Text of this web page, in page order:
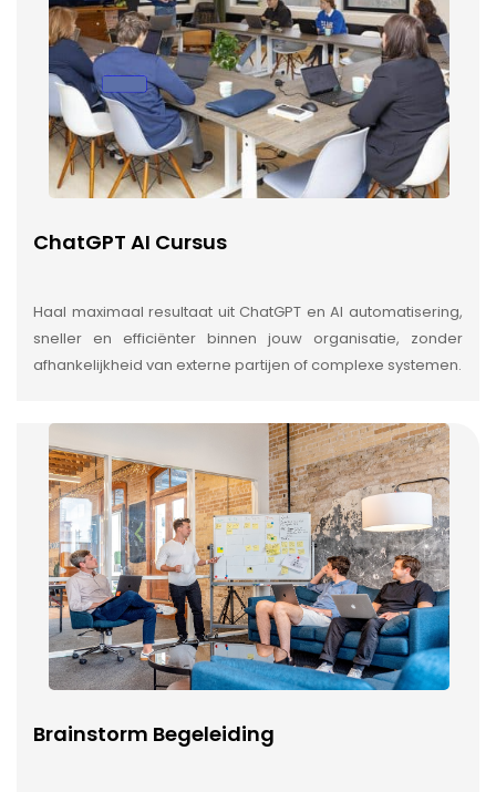
ChatGPT AI Cursus
Haal maximaal resultaat uit ChatGPT en AI automatisering,
sneller en efficiënter binnen jouw organisatie, zonder
afhankelijkheid van externe partijen of complexe systemen.
Brainstorm Begeleiding